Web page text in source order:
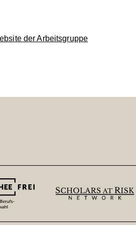
der Arbeitsgruppe